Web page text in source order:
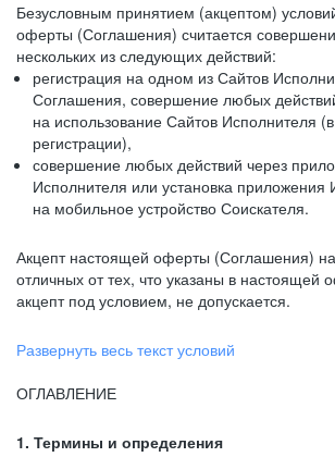
Безусловным принятием (акцептом)
оферты (Соглашения) считается
нескольких из следующих действий:
регистрация на одном из Сайтов
Соглашения, совершение любых
на использование Сайтов Исполнителя
регистрации),
совершение любых действий через
Исполнителя или установка приложения
на мобильное устройство Соискателя.
Акцепт настоящей оферты (Соглашения)
отличных от тех, что указаны в настоящей
акцепт под условием, не допускается.
Развернуть весь текст условий
ОГЛАВЛЕНИЕ
1. Термины и определения